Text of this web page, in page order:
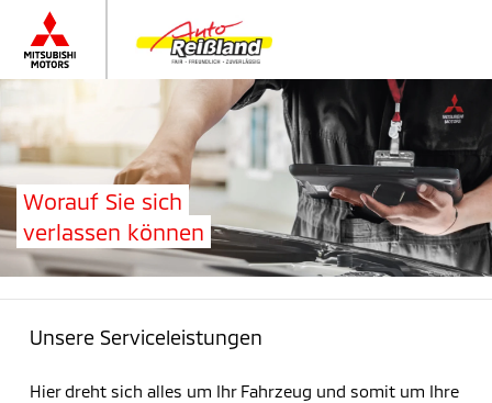
Worauf Sie sich
verlassen können
Unsere Serviceleistungen
Hier dreht sich alles um Ihr Fahrzeug und somit um Ihre